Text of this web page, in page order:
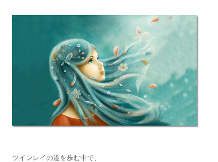
ツインレイの道を歩む中で、